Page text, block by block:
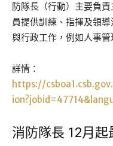
防隊長（行動）主要負
員提供訓練、指揮及領
與行政工作，例如人事管
詳情：
https://
消防隊長 12月